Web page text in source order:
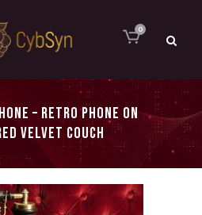
0
– RETRO PHONE ON
VELVET COUCH